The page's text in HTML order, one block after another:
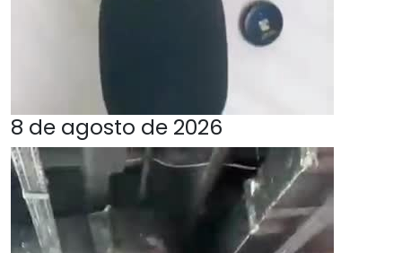
8 de agosto de 2026